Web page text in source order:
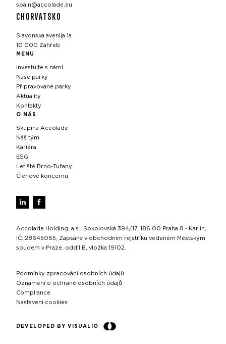
spain@accolade.eu
CHORVATSKO
Slavonska avenija 1a
10 000 Záhřeb
MENU
Investujte s námi
Naše parky
Připravované parky
Aktuality
Kontakty
O NÁS
Skupina Accolade
Náš tým
Kariéra
ESG
Letiště Brno‑Tuřany
Členové koncernu
Accolade Holding, a.s., Sokolovská 394/17, 186 00 Praha 8 - Karlín,
IČ: 28645065, Zapsána v obchodním rejstříku vedeném Městským
soudem v Praze, oddíl B, vložka 19102.
Podmínky zpracování osobních údajů
Oznámení o ochraně osobních údajů
Compliance
Nastavení cookies
DEVELOPED BY VISUALIO